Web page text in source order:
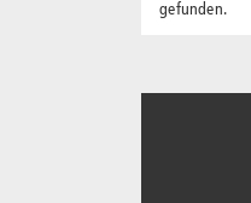
gefunden.